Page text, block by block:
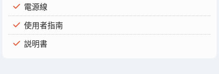
電源線
使用者指南
説明書